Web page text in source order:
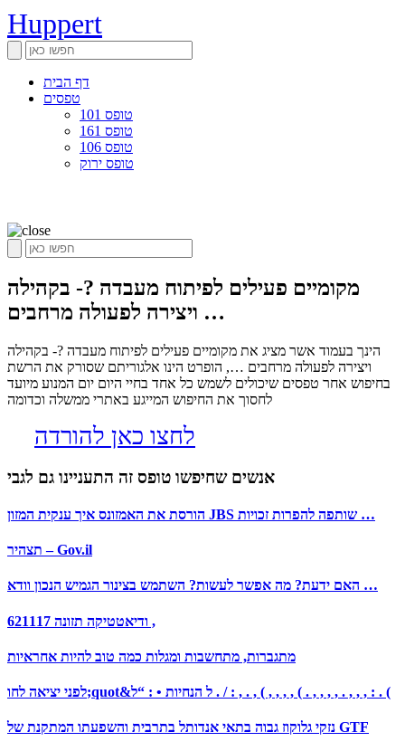
Huppert
דף הבית
טפסים
טופס 101
טופס 161
טופס 106
טופס ירוק
מקומיים פעילים לפיתוח מעבדה ?- בקהילה
ויצירה לפעולה מרחבים …
הינך בעמוד אשר מציג את מקומיים פעילים לפיתוח מעבדה ?- בקהילה
ויצירה לפעולה מרחבים …, הופרט הינו אלגוריתם שסורק את הרשת
בחיפוש אחר טפסים שיכולים לשמש כל אחד בחיי היום יום המנוע מיועד
לחסוך את החיפוש המייגע באתרי ממשלה וכדומה
לחצו כאן להורדה
אנשים שחיפשו טופס זה התעניינו גם לגבי
הורסת את האמזונס איך ענקית המזון JBS שותפה להפרות זכויות …
תצהיר – Gov.il
האם ידעת? מה אפשר לעשות? השתמש בצינור הגמיש הנכון וודא …
ודיאטטיקה תזונה 621117 ,
מתגברות, מתחשבות ומגלות כמה טוב להיות אחראיות
לפני יציאה לחו;quot&ל הנחיות • : “ל . / : , . , ( , , , , ( . , , , , . , , , : . (
נזקי גלוקוז גבוה בתאי אנדותל בתרבית והשפעתו המתקנת של GTF